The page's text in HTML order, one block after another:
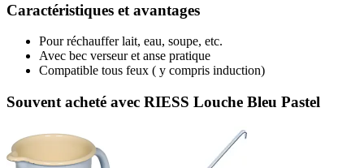
Caractéristiques et avantages
Pour réchauffer lait, eau, soupe, etc.
Avec bec verseur et anse pratique
Compatible tous feux ( y compris induction)
Souvent acheté avec RIESS Louche Bleu Pastel